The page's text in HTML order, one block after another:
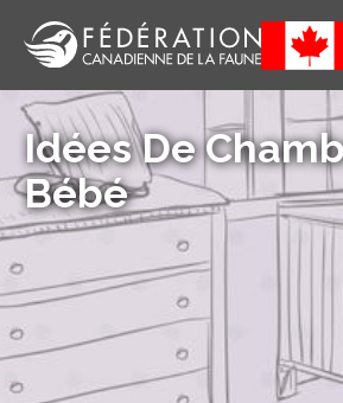
Idées De
Bébé